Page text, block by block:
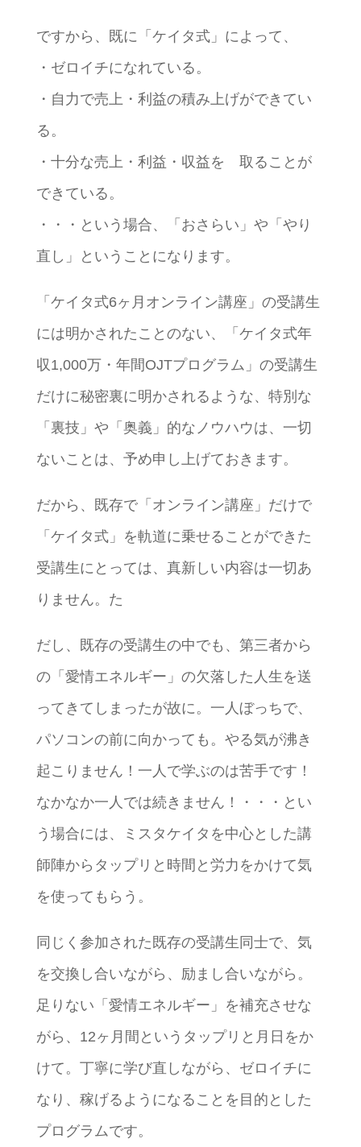
ですから、既に「ケイタ式」によって、
・ゼロイチになれている。
・自力で売上・利益の積み上げができてい
る。
・十分な売上・利益・収益を 取ることが
できている。
・・・という場合、「おさらい」や「やり
直し」ということになります。
「ケイタ式6ヶ月オンライン講座」の受講生
には明かされたことのない、「ケイタ式年
収1,000万・年間OJTプログラム」の受講生
だけに秘密裏に明かされるような、特別な
「裏技」や「奥義」的なノウハウは、一切
ないことは、予め申し上げておきます。
だから、既存で「オンライン講座」だけで
「ケイタ式」を軌道に乗せることができた
受講生にとっては、真新しい内容は一切あ
りません。た
だし、既存の受講生の中でも、第三者から
の「愛情エネルギー」の欠落した人生を送
ってきてしまったが故に。一人ぼっちで、
パソコンの前に向かっても。やる気が沸き
起こりません！一人で学ぶのは苦手です！
なかなか一人では続きません！・・・とい
う場合には、ミスタケイタを中心とした講
師陣からタップリと時間と労力をかけて気
を使ってもらう。
同じく参加された既存の受講生同士で、気
を交換し合いながら、励まし合いながら。
足りない「愛情エネルギー」を補充させな
がら、12ヶ月間というタップリと月日をか
けて。丁寧に学び直しながら、ゼロイチに
なり、稼げるようになることを目的とした
プログラムです。